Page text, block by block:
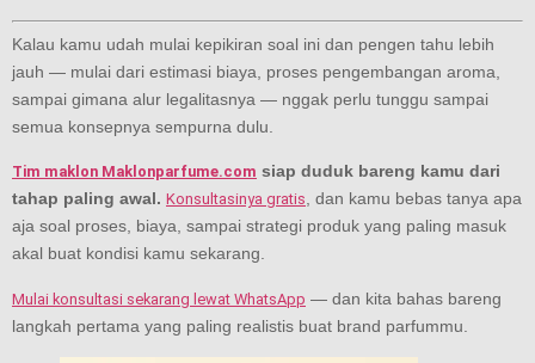
Kalau kamu udah mulai kepikiran soal ini dan pengen tahu lebih
jauh — mulai dari estimasi biaya, proses pengembangan aroma,
sampai gimana alur legalitasnya — nggak perlu tunggu sampai
semua konsepnya sempurna dulu.
Tim maklon Maklonparfume.com siap duduk bareng kamu dari
tahap paling awal. Konsultasinya gratis, dan kamu bebas tanya apa
aja soal proses, biaya, sampai strategi produk yang paling masuk
akal buat kondisi kamu sekarang.
Mulai konsultasi sekarang lewat WhatsApp — dan kita bahas bareng
langkah pertama yang paling realistis buat brand parfummu.